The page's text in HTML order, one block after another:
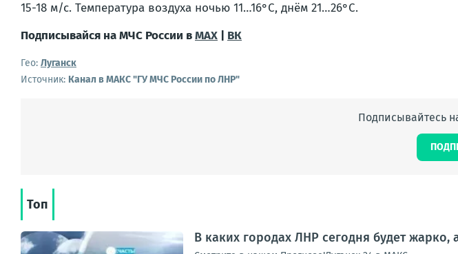
15-18 м/с. Температура воздуха ночью 11…16°С, днём 21…26°С.
Подписывайся на МЧС России вMAX ВК
Гео: Луганск
Источник: Канал в МАКС "ГУ МЧС России по ЛНР"
Подписывайтесь
Топ
В каких городах ЛНР сегодня будет жарко,